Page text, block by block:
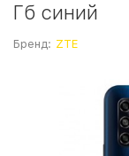
Гб синий
Бренд: ZTE